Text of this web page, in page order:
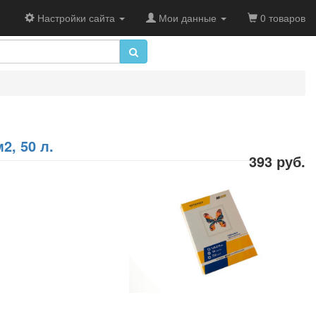
Настройки сайта Мои данные 0 товаров
50 л.
393 руб.